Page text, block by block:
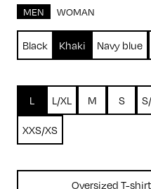
MEN WOMAN
Black Khaki Navy blue
L L/XL M S
XXS/XS
Oversized T-